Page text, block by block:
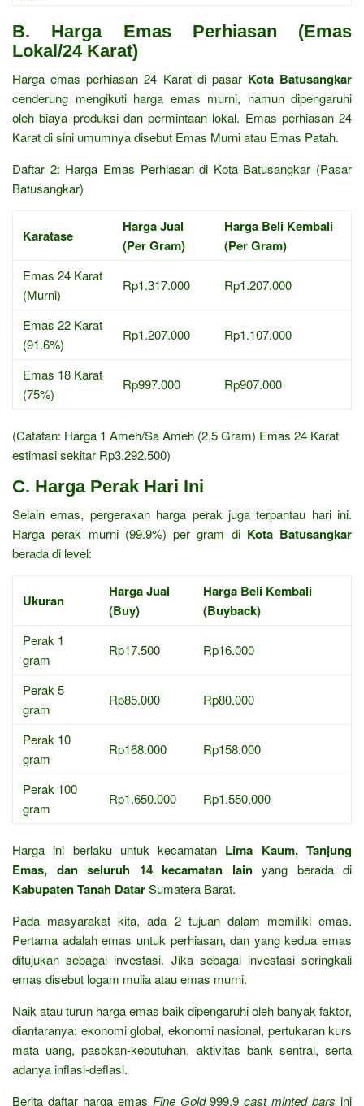
B. Harga Emas Perhiasan (Emas
Lokal/24 Karat)
Harga emas perhiasan 24 Karat di pasar Kota Batusangkar
cenderung mengikuti harga emas murni, namun dipengaruhi
oleh biaya produksi dan permintaan lokal. Emas perhiasan 24
Karat di sini umumnya disebut Emas Murni atau Emas Patah.
Daftar 2: Harga Emas Perhiasan di Kota Batusangkar (Pasar
Batusangkar)
Karatase
Harga Jual
(Per Gram)
Harga Beli Kembali
(Per Gram)
Emas 24 Karat
(Murni)
Rp1.317.000 Rp1.207.000
Emas 22 Karat
(91.6%)
Rp1.207.000 Rp1.107.000
Emas 18 Karat
(75%)
Rp997.000 Rp907.000
(Catatan: Harga 1 Ameh/Sa Ameh (2,5 Gram) Emas 24 Karat
estimasi sekitar Rp3.292.500)
C. Harga Perak Hari Ini
Selain emas, pergerakan harga perak juga terpantau hari ini.
Harga perak murni (99.9%) per gram di Kota Batusangkar
berada di level:
Ukuran
Harga Jual
(Buy)
Harga Beli Kembali
(Buyback)
Perak 1
gram
Rp17.500 Rp16.000
Perak 5
gram
Rp85.000 Rp80.000
Perak 10
gram
Rp168.000 Rp158.000
Perak 100
gram
Rp1.650.000 Rp1.550.000
Harga ini berlaku untuk kecamatan Lima Kaum, Tanjung
Emas, dan seluruh 14 kecamatan lainyang berada di
Kabupaten Tanah DatarSumatera Barat.
Pada masyarakat kita, ada 2 tujuan dalam memiliki emas.
Pertama adalah emas untuk perhiasan, dan yang kedua emas
ditujukan sebagai investasi. Jika sebagai investasi seringkali
emas disebut logam mulia atau emas murni.
Naik atau turun harga emas baik dipengaruhi oleh banyak faktor,
diantaranya: ekonomi global, ekonomi nasional, pertukaran kurs
mata uang, pasokan-kebutuhan, aktivitas bank sentral, serta
adanya inflasi-deflasi.
Berita daftar harga emas Fine Gold999.9cast minted barsini